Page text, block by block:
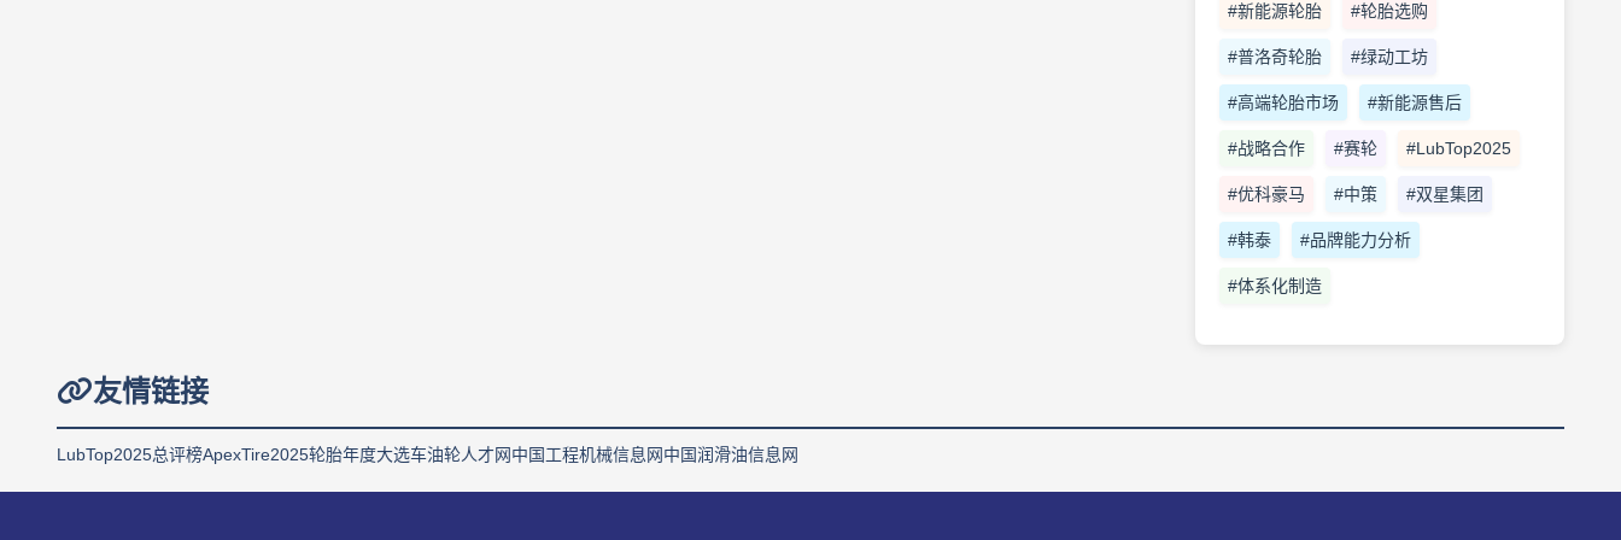
#新能源轮胎 #轮胎选购
#普洛奇轮胎 #绿动工坊
#高端轮胎市场 #新能源售后
#战略合作 #赛轮 #LubTop2025
#优科豪马 #中策 #双星集团
#韩泰 #品牌能力分析
#体系化制造
友情链接
LubTop2025总评榜ApexTire2025轮胎年度大选车油轮人才网中国工程机械信息网中国润滑油信息网